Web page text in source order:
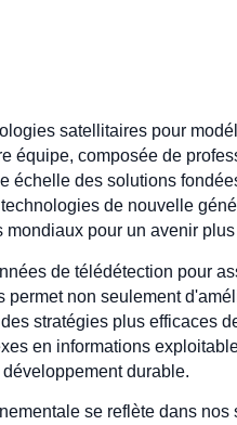
satellitaires pour
équipe, composée de
échelle des solutions
de nouvelle
pour un avenir
de télédétection pour
non seulement
stratégies plus efficaces
en informations
durable.
se reflète dans nos